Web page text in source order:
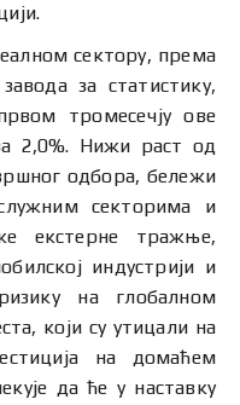
сектору, према
за статистику,
тромесечју ове
2,0%. Нижи раст од
одбора, бележи
секторима и
екстерне тражње,
индустрији и
на глобалном
који су утицали на
на домаћем
да ће у наставку